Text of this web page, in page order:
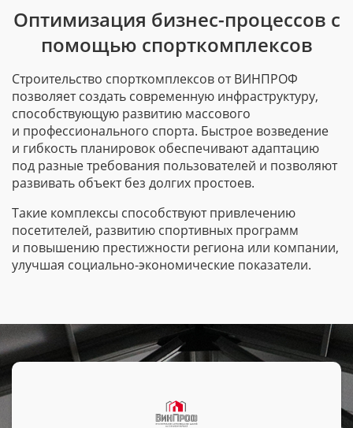
Оптимизация бизнес-процессов с
помощью спорткомплексов
Строительство спорткомплексов от ВИНПРОФ
позволяет создать современную инфраструктуру,
способствующую развитию массового
и профессионального спорта. Быстрое возведение
и гибкость планировок обеспечивают адаптацию
под разные требования пользователей и позволяют
развивать объект без долгих простоев.
Такие комплексы способствуют привлечению
посетителей, развитию спортивных программ
и повышению престижности региона или компании,
улучшая социально-экономические показатели.